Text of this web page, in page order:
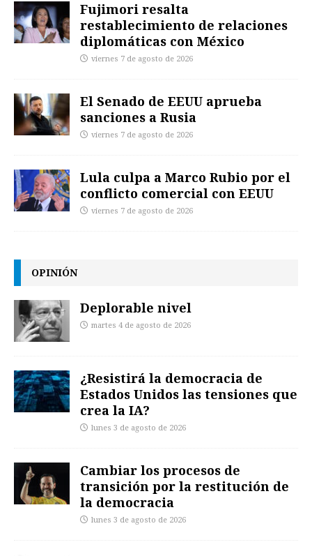
Fujimori resalta
restablecimiento de relaciones
diplomáticas con México
viernes 7 de agosto de 2026
El Senado de EEUU aprueba
sanciones a Rusia
viernes 7 de agosto de 2026
Lula culpa a Marco Rubio por el
conflicto comercial con EEUU
viernes 7 de agosto de 2026
OPINIÓN
Deplorable nivel
martes 4 de agosto de 2026
¿Resistirá la democracia de
Estados Unidos las tensiones que
crea la IA?
lunes 3 de agosto de 2026
Cambiar los procesos de
transición por la restitución de
la democracia
lunes 3 de agosto de 2026